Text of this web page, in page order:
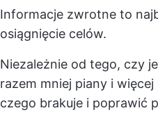
Informacje zwrotne to
osiągnięcie celów.
Niezależnie od tego, czy
razem mniej piany i
czego brakuje i poprawić